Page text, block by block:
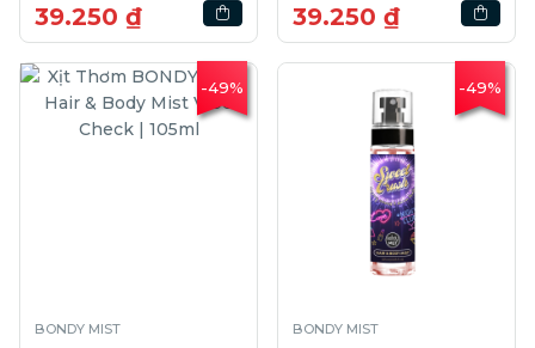
39.250 ₫ 39.250 ₫
-49%
BONDY MIST
-49%
BONDY MIST